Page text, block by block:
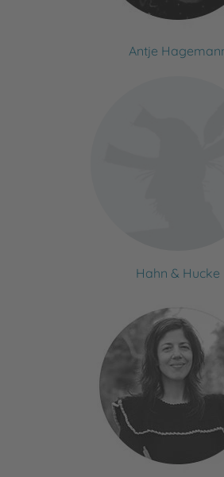
Antje
Hahn & Hucke